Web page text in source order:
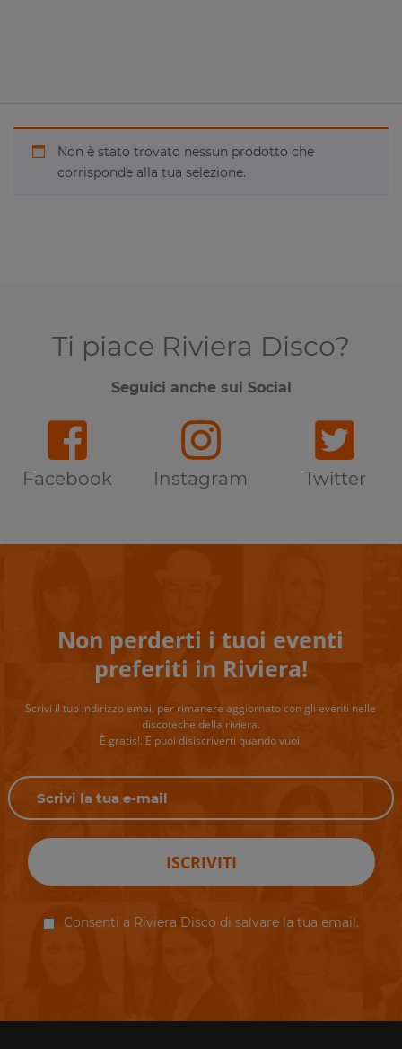
Non è stato trovato nessun prodotto che
corrisponde alla tua selezione.
Ti piace Riviera Disco?
Seguici anche sui Social
Facebook Instagram Twitter
Non perderti i tuoi eventi
preferiti in Riviera!
Scrivi il tuo indirizzo email per rimanere aggiornato con gli eventi nelle
discoteche della riviera.
È gratis!. E puoi disiscriverti quando vuoi.
ISCRIVITI
Consenti a Riviera Disco di salvare la tua email.